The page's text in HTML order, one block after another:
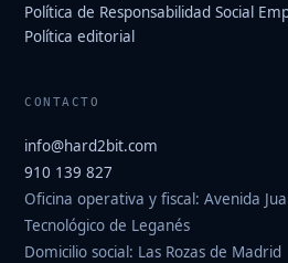
Política de Responsabilidad Social
Política editorial
CONTACTO
info@hard2bit.com
910 139 827
Oficina operativa y fiscal: Avenida
Tecnológico de Leganés
Domicilio social: Las Rozas de Madrid